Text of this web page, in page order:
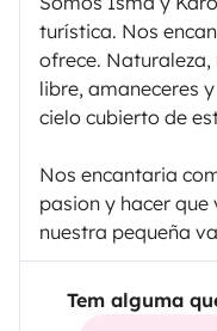
turística. Nos
ofrece.
libre, amaneceres
cielo cubierto de
Nos encantaria
pasion y hacer que
nuestra pequeña
Tem alguma